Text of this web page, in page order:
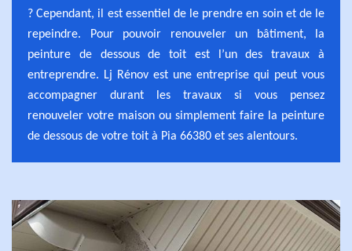
? Cependant, il est essentiel de le prendre en soin et de le
repeindre. Pour pouvoir renouveler un bâtiment, la
peinture de dessous de toit est l’un des travaux à
entreprendre. Lj Rénov est une entreprise qui peut vous
accompagner durant les travaux si vous pensez
renouveler votre maison ou simplement faire la peinture
de dessous de votre toit à Pia 66380 et ses alentours.